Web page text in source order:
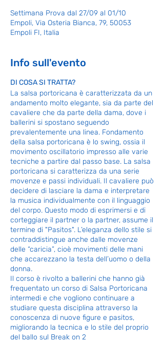
Settimana Prova dal 27/09 al 01/10
Empoli, Via Osteria Bianca, 79, 50053
Empoli FI, Italia
Info sull'evento
DI COSA SI TRATTA?
La salsa portoricana è caratterizzata da un
andamento molto elegante, sia da parte del
cavaliere che da parte della dama, dove i
ballerini si spostano seguendo
prevalentemente una linea. Fondamento
della salsa portoricana è lo swing, ossia il
movimento oscillatorio impresso alle varie
tecniche a partire dal passo base. La salsa
portoricana si caratterizza da una serie
movenze e passi individuali. Il cavaliere può
decidere di lasciare la dama e interpretare
la musica individualmente con il linguaggio
del corpo. Questo modo di esprimersi e di
corteggiare il partner o la partner, assume il
termine di "Pasitos". L’eleganza dello stile si
contraddistingue anche dalle movenze
delle “caricia”, cioè movimenti delle mani
che accarezzano la testa dell’uomo o della
donna.
Il corso è rivolto a ballerini che hanno già
frequentato un corso di Salsa Portoricana
intermedi e che vogliono continuare a
studiare questa disciplina attraverso la
conoscenza di nuove figure e pasitos,
migliorando la tecnica e lo stile del proprio
del ballo sul Break on 2